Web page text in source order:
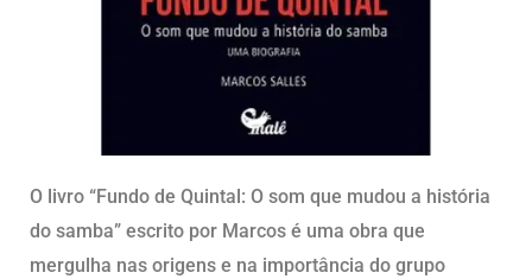
O livro “Fundo de Quintal: O som que mudou a história
do samba” escrito por Marcos é uma obra que
mergulha nas origens e na importância do grupo